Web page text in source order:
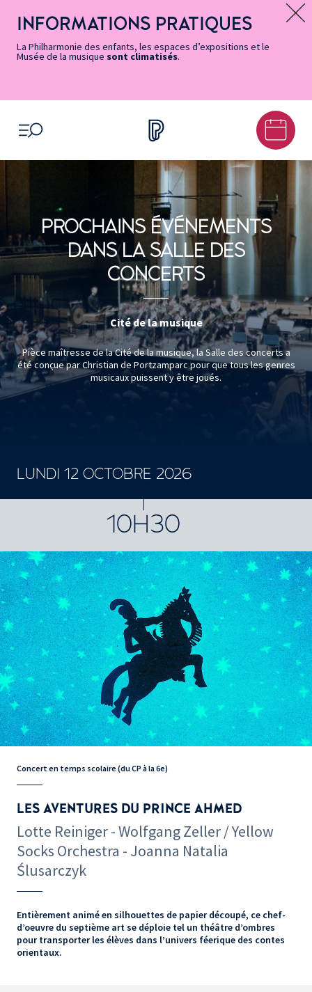
page
Accessibilité
accès
rapides
principal
contenu
principal
page
Message d’information
INFORMATIONS PRATIQUES
La Philharmonie des enfants, les espaces d’expositions et le
Musée de la musique sont climatisés.
OUVRIR LE MENU
PROCHAINS ÉVÉNEMENTS
DANS LA SALLE DES
CONCERTS
Cité de la musique
Pièce maîtresse de la Cité de la musique, la Salle des concerts a
été conçue par Christian de Portzamparc pour que tous les genres
musicaux puissent y être joués.
LUNDI 12 OCTOBRE 2026
10H30
Concert en temps scolaire (du CP à la 6e)
LES AVENTURES DU PRINCE AHMED
Lotte Reiniger - Wolfgang Zeller / Yellow
Socks Orchestra - Joanna Natalia
Ślusarczyk
Entièrement animé en silhouettes de papier découpé, ce chef-
d’oeuvre du septième art se déploie tel un théâtre d’ombres
pour transporter les élèves dans l’univers féerique des contes
orientaux.